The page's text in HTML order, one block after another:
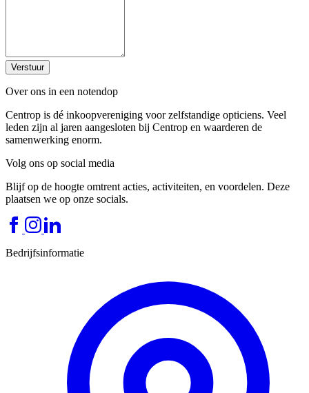
Verstuur
Over ons in een notendop
Centrop is dé inkoopvereniging voor zelfstandige opticiens. Veel
leden zijn al jaren aangesloten bij Centrop en waarderen de
samenwerking enorm.
Volg ons op social media
Blijf op de hoogte omtrent acties, activiteiten, en voordelen. Deze
plaatsen we op onze socials.
Bedrijfsinformatie